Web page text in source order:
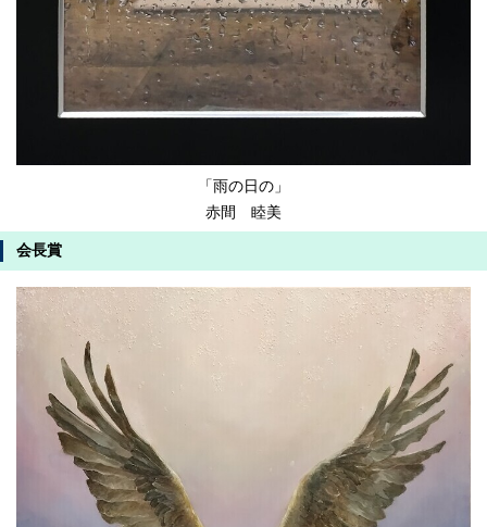
「雨の日の」
赤間 睦美
会長賞